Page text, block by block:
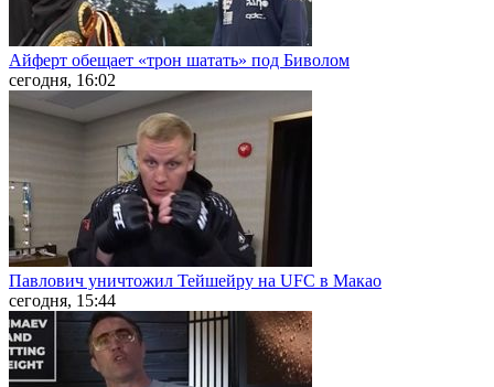
Айферт обещает «трон шатать» под Биволом
сегодня, 16:02
Павлович уничтожил Тейшейру на UFC в Макао
сегодня, 15:44